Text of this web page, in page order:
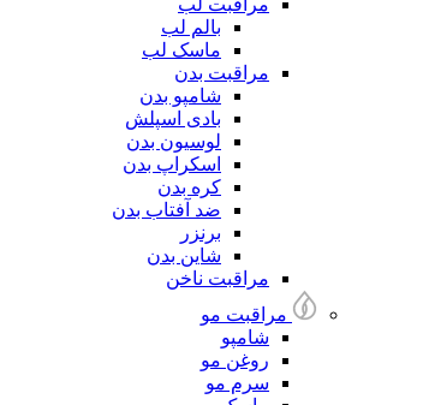
مراقبت لب
بالم لب
ماسک لب
مراقبت بدن
شامپو بدن
بادی اسپلش
لوسیون بدن
اسکراپ بدن
کره بدن
ضد آفتاب بدن
برنزر
شاین بدن
مراقبت ناخن
مراقبت مو
شامپو
روغن مو
سرم مو